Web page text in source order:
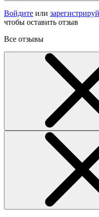
Войдите или
чтобы оставить отзыв
Все отзывы